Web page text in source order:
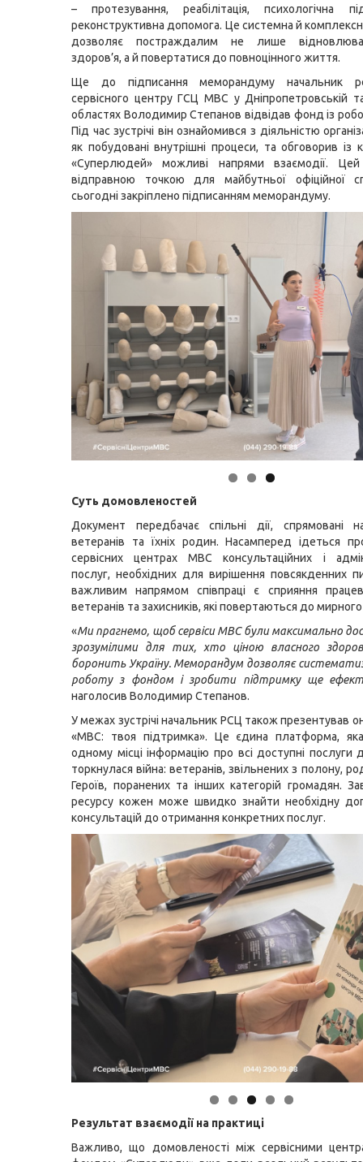
– протезування, реабілітація, психологічна
реконструктивна допомога. Це системна й
дозволяє постраждалим не лише
здоров’я, а й повертатися до повноцінного життя.
Ще до підписання меморандуму начальник
сервісного центру ГСЦ МВС у Дніпропетровській та
областях Володимир Степанов відвідав фонд із
Під час зустрічі він ознайомився з діяльністю
як побудовані внутрішні процеси, та обговорив із
«Суперлюдей» можливі напрями взаємодії.
відправною точкою для майбутньої офіційної
сьогодні закріплено підписанням меморандуму.
Суть домовленостей
Документ передбачає спільні дії, спрямовані
ветеранів та їхніх родин. Насамперед ідеться
сервісних центрах МВС консультаційних і
послуг, необхідних для вирішення повсякденних
важливим напрямом співпраці є сприяння
ветеранів та захисників, які повертаються до
«Ми прагнемо, щоб сервіси МВС були максимально
зрозумілими для тих, хто ціною власного
боронить Україну. Меморандум дозволяє
роботу з фондом і зробити підтримку ще
наголосив Володимир Степанов.
У межах зустрічі начальник РСЦ також презентував
«МВС: твоя підтримка». Це єдина платформа,
одному місці інформацію про всі доступні послуги
торкнулася війна: ветеранів, звільнених з полону,
Героїв, поранених та інших категорій громадян.
ресурсу кожен може швидко знайти необхідну
консультацій до отримання конкретних послуг.
Результат взаємодії на практиці
Важливо, що домовленості між сервісними